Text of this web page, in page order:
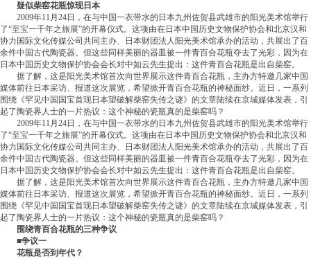
疑似柴窑花瓶惊现日本
2009年11月24日，在与中国一衣带水的日本九州佐贺县武雄市的阳光美术馆举行
了“至宝一千年之旅展”的开幕仪式。这项由在日本中国历史文物保护协会和北京汉和
协力国际文化传媒公司共同主办、日本财团法人阳光美术馆承办的活动，共展出了百
余件中国古代陶瓷器。但这些同样美丽的器皿被一件青百合花瓶夺去了光彩，因为在
日本中国历史文物保护协会会长对中如云先生提出：这件青百合花瓶是出自柴窑。
据了解，这是阳光美术馆首次向世界展示这件青百合花瓶，主办方特邀几家中国
媒体前往日本采访、报道这次展览，希望掀开青百合花瓶的神秘面纱。近日，一系列
围绕《罕见中国国宝首现日本望破解柴窑失传之谜》的文章陆续在京城媒体发表，引
起了陶瓷界人士的一片热议：这个神秘的瓷瓶真的是柴窑吗？
2009年11月24日，在与中国一衣带水的日本九州佐贺县武雄市的阳光美术馆举行
了“至宝一千年之旅展”的开幕仪式。这项由在日本中国历史文物保护协会和北京汉和
协力国际文化传媒公司共同主办、日本财团法人阳光美术馆承办的活动，共展出了百
余件中国古代陶瓷器。但这些同样美丽的器皿被一件青百合花瓶夺去了光彩，因为在
日本中国历史文物保护协会会长对中如云先生提出：这件青百合花瓶是出自柴窑。
据了解，这是阳光美术馆首次向世界展示这件青百合花瓶，主办方特邀几家中国
媒体前往日本采访、报道这次展览，希望掀开青百合花瓶的神秘面纱。近日，一系列
围绕《罕见中国国宝首现日本望破解柴窑失传之谜》的文章陆续在京城媒体发表，引
起了陶瓷界人士的一片热议：这个神秘的瓷瓶真的是柴窑吗？
围绕青百合花瓶的三种争议
■争议一
花瓶是否到年代？